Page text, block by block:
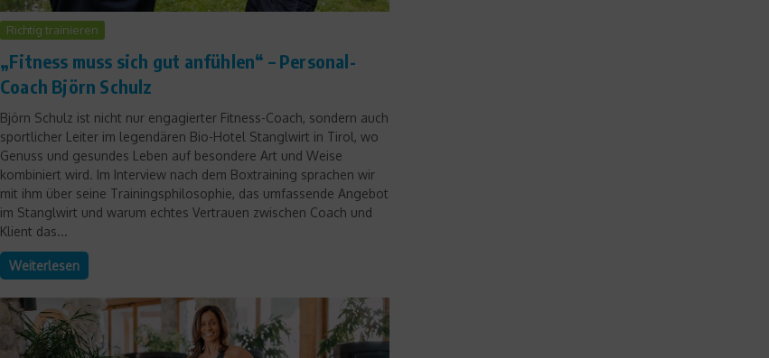
Richtig trainieren
„Fitness muss sich gut anfühlen“ – Personal-
Coach Björn Schulz
Björn Schulz ist nicht nur engagierter Fitness-Coach, sondern auch
sportlicher Leiter im legendären Bio-Hotel Stanglwirt in Tirol, wo
Genuss und gesundes Leben auf besondere Art und Weise
kombiniert wird. Im Interview nach dem Boxtraining sprachen wir
mit ihm über seine Trainingsphilosophie, das umfassende Angebot
im Stanglwirt und warum echtes Vertrauen zwischen Coach und
Klient das...
Weiterlesen